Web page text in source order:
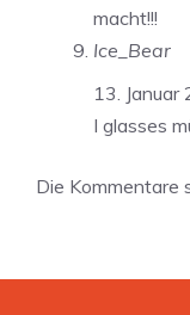
macht!!!
Ice_Bear
13.
I glasses
Die Kommentare